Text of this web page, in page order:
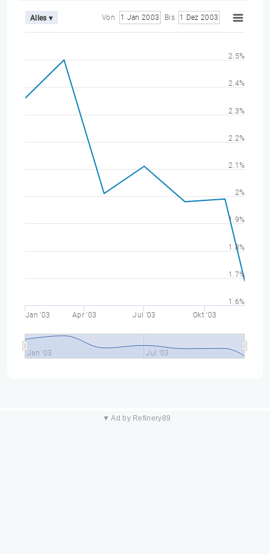
Alles ▾ Von 1 Jan 2003 Bis 1 Dez 2003
Jan '03 Apr '03 Jul '03 Okt '03
Jan '03 Jul '03
1.6%
1.7%
1.8%
1.9%
2%
2.1%
2.2%
2.3%
2.4%
2.5%
▼ Ad by Refinery89